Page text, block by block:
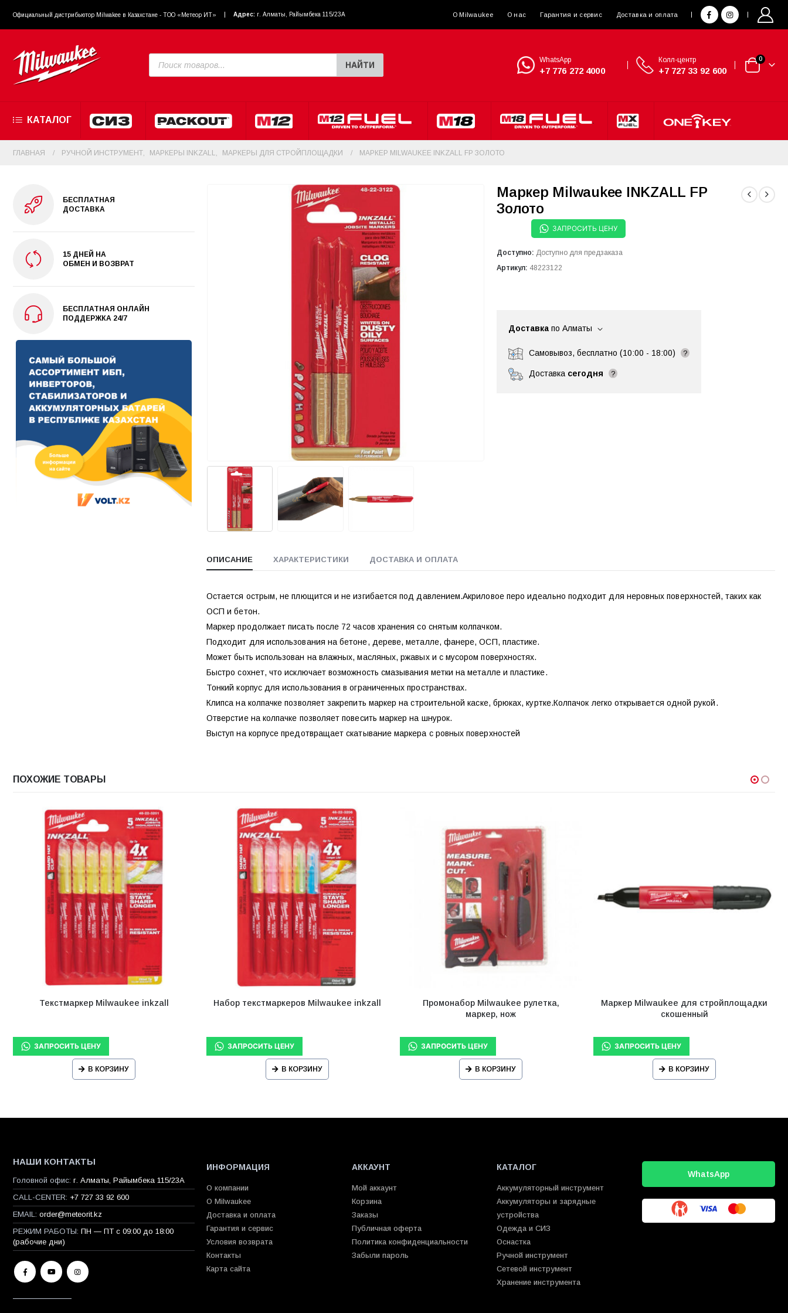
Официальный диcтрибьютор Milwakee в Казахстане - ТОО «Метеор ИТ» Адрес: г. Алматы, Райымбека 115/23A О Milwaukee О нас Гарантия и сервис Доставка и оплата
НАЙТИ
WhatsApp
+7 776 272 4000
Колл-центр
+7 727 33 92 600
0
КАТАЛОГ
ГЛАВНАЯ РУЧНОЙ ИНСТРУМЕНТ МАРКЕРЫ INKZALL МАРКЕРЫ ДЛЯ СТРОЙПЛОЩАДКИ МАРКЕР MILWAUKEE INKZALL FP ЗОЛОТО
Маркер Milwaukee INKZALL FP
Золото
ЗАПРОСИТЬ ЦЕНУ
Доступно: Доступно для предзаказа
Артикул: 48223122
Доставка по Алматы
Самовывоз, бесплатно (10:00 - 18:00) ?
Доставка сегодня ?
ОПИСАНИЕ ХАРАКТЕРИСТИКИ ДОСТАВКА И ОПЛАТА
Остается острым, не плющится и не изгибается под давлением.Акриловое перо идеально подходит для неровных поверхностей, таких как
ОСП и бетон.
Маркер продолжает писать после 72 часов хранения со снятым колпачком.
Подходит для использования на бетоне, дереве, металле, фанере, ОСП, пластике.
Может быть использован на влажных, масляных, ржавых и с мусором поверхностях.
Быстро сохнет, что исключает возможность смазывания метки на металле и пластике.
Тонкий корпус для использования в ограниченных пространствах.
Клипса на колпачке позволяет закрепить маркер на строительной каске, брюках, куртке.Колпачок легко открывается одной рукой.
Отверстие на колпачке позволяет повесить маркер на шнурок.
Выступ на корпусе предотвращает скатывание маркера с ровных поверхностей
БЕСПЛАТНАЯ
ДОСТАВКА
15 ДНЕЙ НА
ОБМЕН И ВОЗВРАТ
БЕСПЛАТНАЯ ОНЛАЙН
ПОДДЕРЖКА 24/7
ПОХОЖИЕ ТОВАРЫ
Текстмаркер Milwaukee inkzall
В КОРЗИНУ
Набор текстмаркеров Milwaukee inkzall
В КОРЗИНУ
Промонабор Milwaukee рулетка,
маркер, нож
В КОРЗИНУ
Маркер Milwaukee для стройплощадки
скошенный
В КОРЗИНУ
НАШИ КОНТАКТЫ
Головной офис: г. Алматы, Райымбека 115/23A
CALL-CENTER: +7 727 33 92 600
EMAIL: order@meteorit.kz
РЕЖИМ РАБОТЫ: ПН — ПТ с 09:00 до 18:00
(рабочие дни)
ИНФОРМАЦИЯ
О компании
О Milwaukee
Доставка и оплата
Гарантия и сервис
Условия возврата
Контакты
Карта сайта
АККАУНТ
Мой аккаунт
Корзина
Заказы
Публичная оферта
Политика конфиденциальности
Забыли пароль
КАТАЛОГ
Аккумуляторный инструмент
Аккумуляторы и зарядные
устройства
Одежда и СИЗ
Оснастка
Ручной инструмент
Сетевой инструмент
Хранение инструмента
WhatsApp